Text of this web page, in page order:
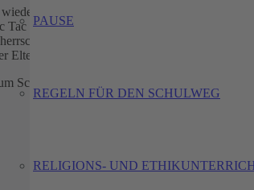
PAUSE
REGELN FÜR DEN SCHULWEG
RELIGIONS- UND
soweit: das große Sommerfest der
Toe, Gummitwist und viele mehr. Auch
großer Andrang! Erfrischen konnten
Eltern gesorgt: Ein riesiges Kuchenbuffet und
Schluss: Die Freiwillige Feuerwehr spritzte